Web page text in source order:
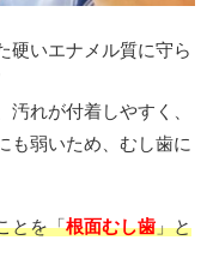
硬いエナメル質に守ら
れが付着しやすく、
も弱いため、むし歯に
とを「根面むし歯」と